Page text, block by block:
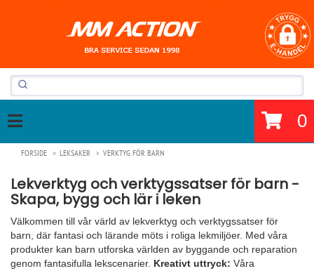
0
FORSIDE LEKSAKER VERKTYG FÖR BARN
Lekverktyg och verktygssatser för barn -
Skapa, bygg och lär i leken
Välkommen till vår värld av lekverktyg och verktygssatser för
barn, där fantasi och lärande möts i roliga lekmiljöer. Med våra
produkter kan barn utforska världen av byggande och reparation
genom fantasifulla lekscenarier. Kreativt uttryck: Våra